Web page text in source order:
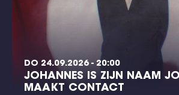
DO 24.09.2026 - 20:00
JOHANNES IS ZIJN NAAM
MAAKT CONTACT